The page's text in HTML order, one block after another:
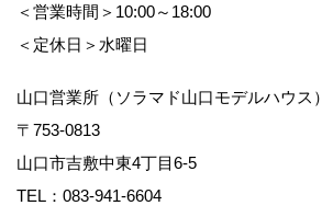
＜営業時間＞10:00～18:00
＜定休日＞水曜日
山口営業所（ソラマド山口モデルハウス）
〒753-0813
山口市吉敷中東4丁目6-5
TEL： 083-941-6604